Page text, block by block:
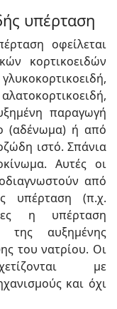
υπέρταση
οφείλεται
κορτικοειδών
παραγωγή
(αδένωμα) ή από
ιστό. Σπάνια
Αυτές οι
από
υπέρταση (π.χ.
η υπέρταση
της αυξημένης
του νατρίου. Οι
με
και όχι